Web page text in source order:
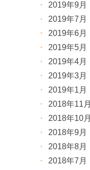
2019年9月
2019年7月
2019年6月
2019年5月
2019年4月
2019年3月
2019年1月
2018年11月
2018年10月
2018年9月
2018年8月
2018年7月